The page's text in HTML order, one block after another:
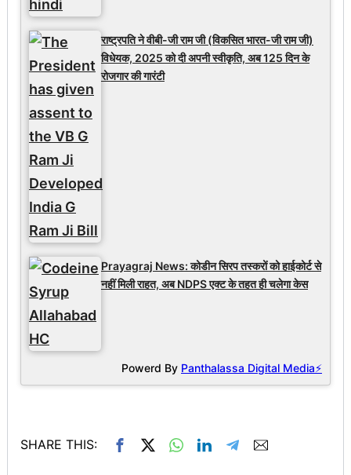
राष्ट्रपति ने वीबी-जी राम जी (विकसित भारत-जी राम जी)
विधेयक, 2025 को दी अपनी स्वीकृति, अब 125 दिन के
रोजगार की गारंटी
Prayagraj News: कोडीन सिरप तस्करों को हाईकोर्ट से
नहीं मिली राहत, अब NDPS एक्ट के तहत ही चलेगा केस
Powerd By Panthalassa Digital Media⚡
SHARE THIS: